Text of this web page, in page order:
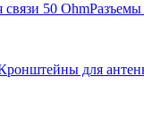
связи 50 Ohm
для